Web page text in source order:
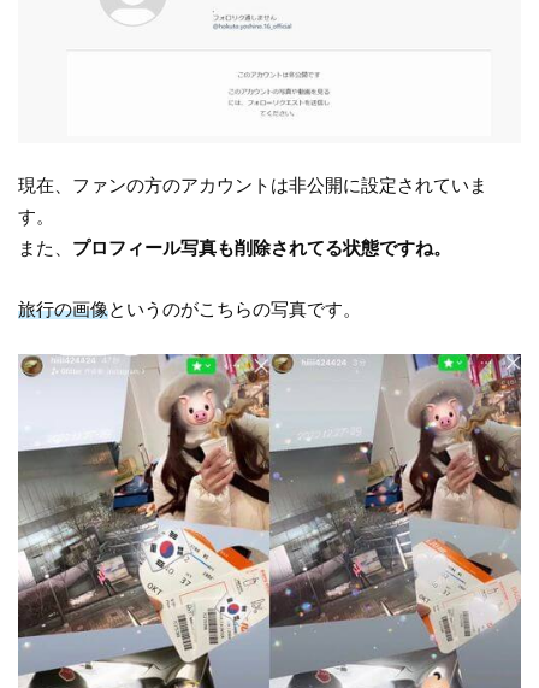
現在、ファンの方のアカウントは非公開に設定されていま
す。
また、 プロフィール写真も削除されてる状態ですね。
旅行の画像というのがこちらの写真です。